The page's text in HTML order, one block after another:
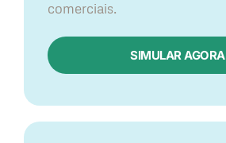
comerciais.
SIMULAR AGORA